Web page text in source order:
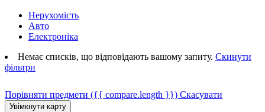
Нерухомість
Авто
Електроніка
Немає списків, що відповідають вашому запиту. Скинути
фільтри
Порівняти предмети ({{ compare.length }}) Скасувати